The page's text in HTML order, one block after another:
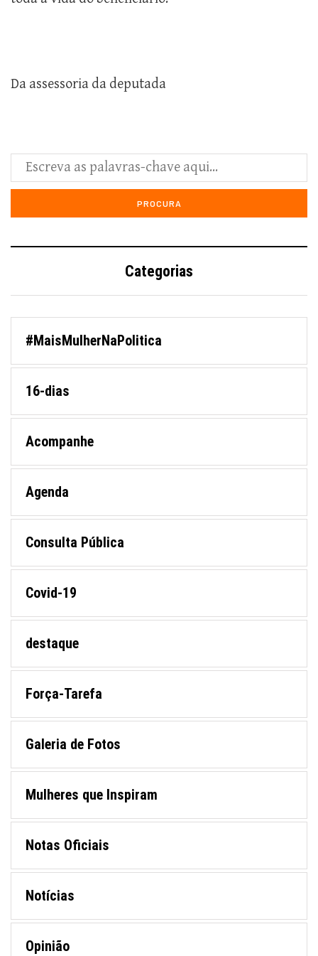
Da assessoria da deputada
Categorias
#MaisMulherNaPolitica
16-dias
Acompanhe
Agenda
Consulta Pública
Covid-19
destaque
Força-Tarefa
Galeria de Fotos
Mulheres que Inspiram
Notas Oficiais
Notícias
Opinião